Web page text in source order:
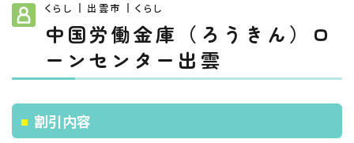
くらし 出雲市 くらし
中国労働金庫（ろうきん）ロ
ーンセンター出雲
割引内容